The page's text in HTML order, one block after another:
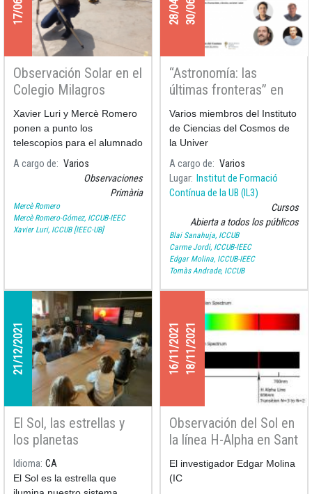
Observación Solar en el
Colegio Milagros
Consarnau
Xavier Luri y Mercè Romero
ponen a punto los
telescopios para el alumnado
de primero y segundo de
primaria del Colegio Milagros
Consarnau, que hoy ha
tenido la oportunidad de
observar manchas y lla
A cargo de
Varios
Observaciones
Primària
Mercè Romero
Mercè Romero-Gómez, ICCUB-IEEC
Xavier Luri, ICCUB [IEEC-UB]
“Astronomía: las
últimas fronteras” en
los cursos Gaudir UB
Varios miembros del Instituto
de Ciencias del Cosmos de
la Univer
A cargo de
Varios
Lugar
Institut de Formació
Contínua de la UB (IL3)
Cursos
Abierta a todos los públicos
Blai Sanahuja, ICCUB
Carme Jordi, ICCUB-IEEC
Edgar Molina, ICCUB-IEEC
Tomàs Andrade, ICCUB
21/12/2021
El Sol, las estrellas y
los planetas
Idioma CA
El Sol es la estrella que
16/11/202118/11/2021
Observación del Sol en
la línea H-Alpha en Sant
Joan Despí para
celebrar la Semana de
El investigador Edgar Molina
(IC